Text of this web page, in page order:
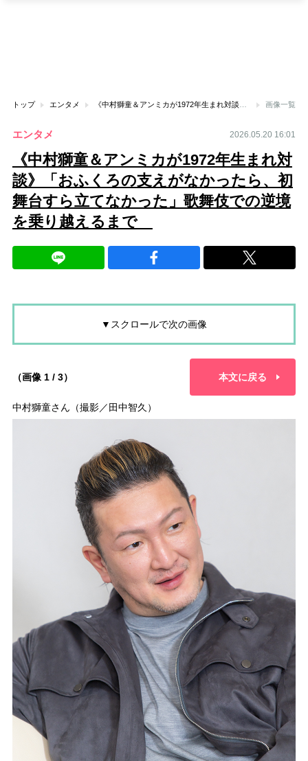
トップ エンタメ 《中村獅童＆アンミカが1972年生まれ対談》「おふくろの支えがなかったら、初舞台すら立てなかった」歌舞伎での逆境を乗り越えるまで 画像一覧
エンタメ 2026.05.20 16:01
《中村獅童＆アンミカが1972年生まれ対
談》「おふくろの支えがなかったら、初
舞台すら立てなかった」歌舞伎での逆境
を乗り越えるまで
▼スクロールで次の画像
（画像 1 / 3） 本文に戻る
中村獅童さん（撮影／田中智久）